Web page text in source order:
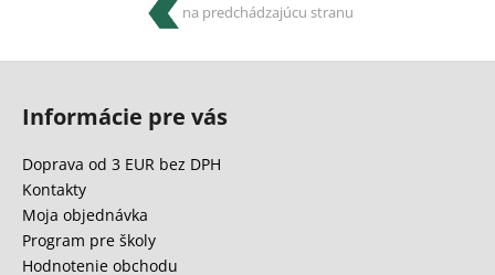
na predchádzajúcu stranu
Informácie pre vás
Doprava od 3 EUR bez DPH
Kontakty
Moja objednávka
Program pre školy
Hodnotenie obchodu